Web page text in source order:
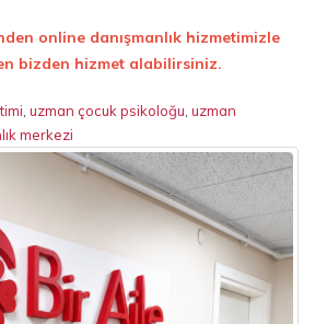
online danışmanlık hizmetimizle
bizden hizmet alabilirsiniz.
uzman çocuk psikoloğu uzman
merkezi